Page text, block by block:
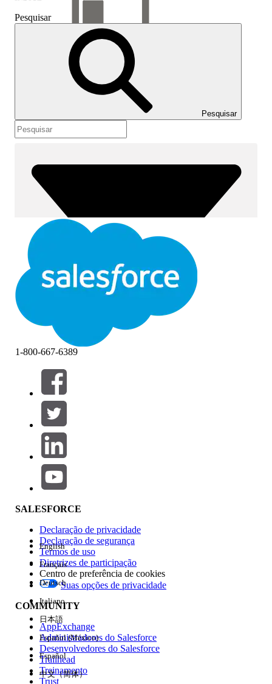
Mostrar índice
Índice
Pesquisar
Pesquisar
Filtros (0)
SELECIONAR FILTROS
Área de produtos
Impacto do recurso
Edição
Experiência
1-800-667-6389
SALESFORCE
Declaração de privacidade
Declaração de segurança
Termos de uso
Diretrizes de participação
Centro de preferência de cookies
Suas opções de privacidade
COMMUNITY
AppExchange
Administradores do Salesforce
Desenvolvedores do Salesforce
Trailhead
Treinamento
Trust
English
Français
Deutsch
Italiano
日本語
Español (México)
Español
中文（简体）